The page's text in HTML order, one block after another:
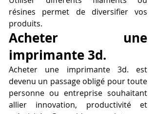
résines permet de diversifier vos
produits.
Acheter une
imprimante 3d.
Acheter une imprimante 3d. est
devenu un passage obligé pour toute
personne ou entreprise souhaitant
allier innovation, productivité et